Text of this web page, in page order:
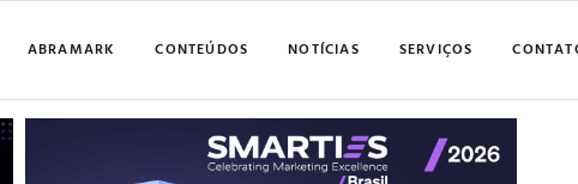
ABRAMARK CONTEÚDOS NOTÍCIAS SERVIÇOS